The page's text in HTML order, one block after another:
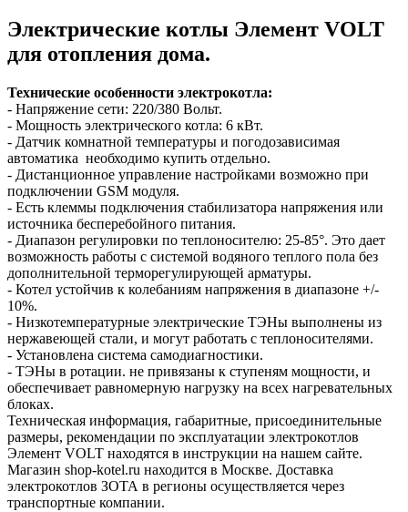
Электрические котлы Элемент VOLT
для отопления дома.
Технические особенности электрокотла:
- Напряжение сети: 220/380 Вольт.
- Мощность электрического котла: 6 кВт.
- Датчик комнатной температуры и погодозависимая
автоматика необходимо купить отдельно.
- Дистанционное управление настройками возможно при
подключении GSM модуля.
- Есть клеммы подключения стабилизатора напряжения или
источника бесперебойного питания.
- Диапазон регулировки по теплоносителю: 25-85°. Это дает
возможность работы с системой водяного теплого пола без
дополнительной терморегулирующей арматуры.
- Котел устойчив к колебаниям напряжения в диапазоне +/-
10%.
- Низкотемпературные электрические ТЭНы выполнены из
нержавеющей стали, и могут работать с теплоносителями.
- Установлена система самодиагностики.
- ТЭНы в ротации. не привязаны к ступеням мощности, и
обеспечивает равномерную нагрузку на всех нагревательных
блоках.
Техническая информация, габаритные, присоединительные
размеры, рекомендации по эксплуатации электрокотлов
Элемент VOLT находятся в инструкции на нашем сайте.
Магазин shop-kotel.ru находится в Москве. Доставка
электрокотлов ЗОТА в регионы осуществляется через
транспортные компании.